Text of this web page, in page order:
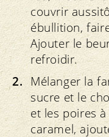
couvrir
ébullition,
Ajouter le
refroidir.
Mélanger la
sucre et le
et les poires
caramel,